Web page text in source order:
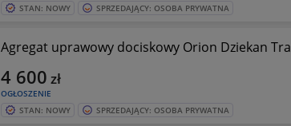
STAN: NOWY SPRZEDAJĄCY: OSOBA PRYWATNA
Agregat uprawowy dociskowy Orion Dziekan
OGŁOSZENIE
4 600 zł
STAN: NOWY SPRZEDAJĄCY: OSOBA PRYWATNA